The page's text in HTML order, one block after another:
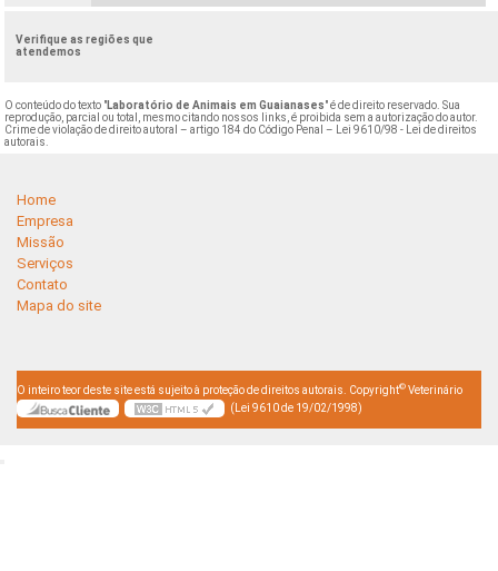
Verifique as regiões que
atendemos
O conteúdo do texto "Laboratório de Animais em Guaianases" é de direito reservado. Sua
reprodução, parcial ou total, mesmo citando nossos links, é proibida sem a autorização do autor.
Crime de violação de direito autoral – artigo 184 do Código Penal – Lei 9610/98 - Lei de direitos
autorais.
Home
Empresa
Missão
Serviços
Contato
Mapa do site
O inteiro teor deste site está sujeito à proteção de direitos autorais. Copyright© Veterinário
(Lei 9610 de 19/02/1998)